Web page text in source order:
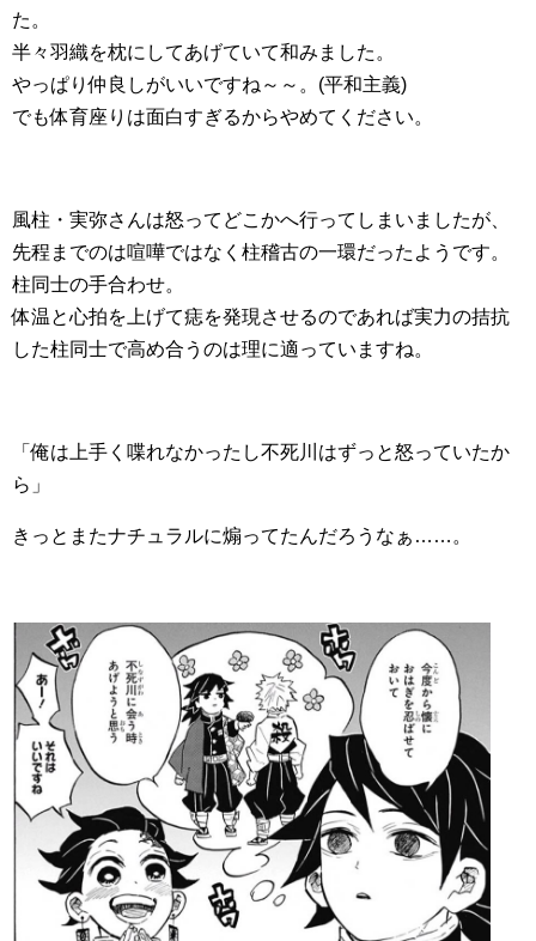
た。
半々羽織を枕にしてあげていて和みました。
やっぱり仲良しがいいですね～～。(平和主義)
でも体育座りは面白すぎるからやめてください。
風柱・実弥さんは怒ってどこかへ行ってしまいましたが、
先程までのは喧嘩ではなく柱稽古の一環だったようです。
柱同士の手合わせ。
体温と心拍を上げて痣を発現させるのであれば実力の拮抗
した柱同士で高め合うのは理に適っていますね。
「俺は上手く喋れなかったし不死川はずっと怒っていたか
ら」
きっとまたナチュラルに煽ってたんだろうなぁ……。